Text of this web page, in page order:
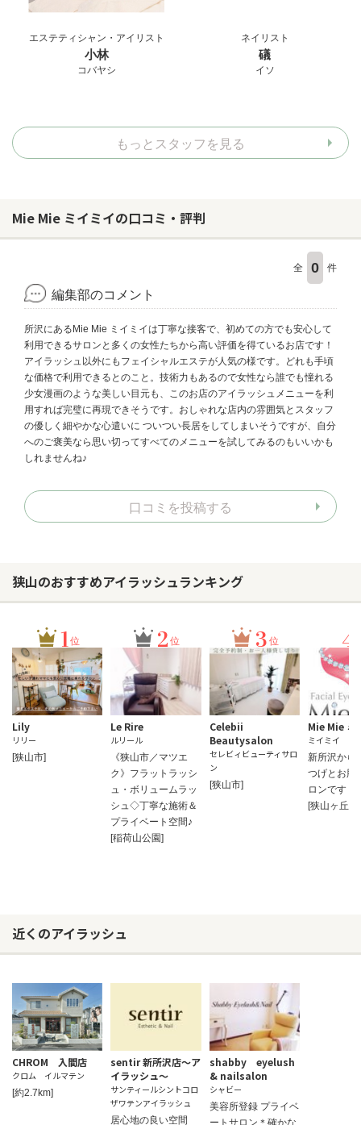
エステティシャン・アイリスト
小林
コバヤシ
ネイリスト
礒
イソ
もっとスタッフを見る
Mie Mie ミイミイの口コミ・評判
全 0 件
編集部のコメント
所沢にあるMie Mie ミイミイは丁寧な接客で、初めての方でも安心して
利用できるサロンと多くの女性たちから高い評価を得ているお店です！
アイラッシュ以外にもフェイシャルエステが人気の様です。どれも手頃
な価格で利用できるとのこと。技術力もあるので女性なら誰でも憧れる
少女漫画のような美しい目元も、このお店のアイラッシュメニューを利
用すれば完璧に再現できそうです。おしゃれな店内の雰囲気とスタッフ
の優しく細やかな心遣いに ついつい長居をしてしまいそうですが、自分
へのご褒美なら思い切ってすべてのメニューを試してみるのもいいかも
しれませんね♪
口コミを投稿する
狭山のおすすめアイラッシュランキング
1位
Lily
リリー
[狭山市]
2 位
Le Rire
ルリール
《狭山市／マツエ
ク》フラットラッシ
ュ・ボリュームラッ
シュ◇丁寧な施術＆
プライベート空間♪
[稲荷山公園]
3 位
Celebii
Beautysalon
セレビィビューティサロ
ン
[狭山市]
4
Mie Mie ミ
ミイミイ
新所沢から
つげとお肌
ロンです
[狭山ヶ丘]
近くのアイラッシュ
CHROM 入間店
クロム イルマテン
[約2.7km]
sentir 新所沢店～ア
イラッシュ～
サンティールシントコロ
ザワテンアイラッシュ
居心地の良い空間
shabby eyelush
& nailsalon
シャビー
美容所登録 プライベ